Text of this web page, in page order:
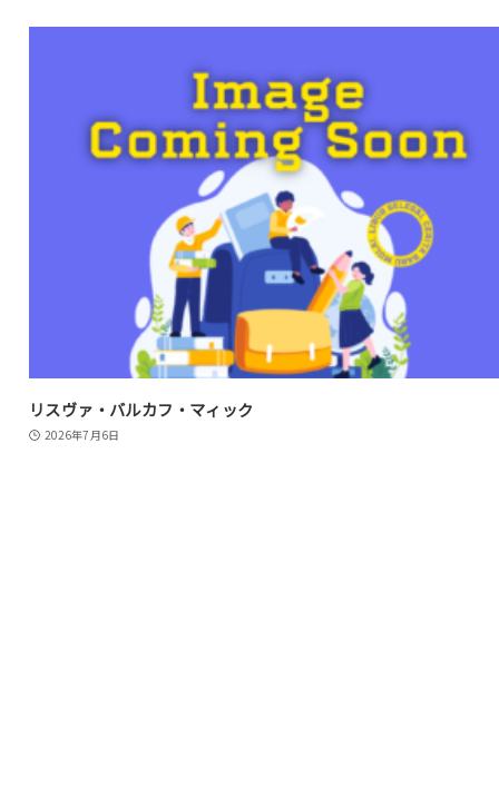
リスヴァ・バルカフ・マィック
2026年7月6日